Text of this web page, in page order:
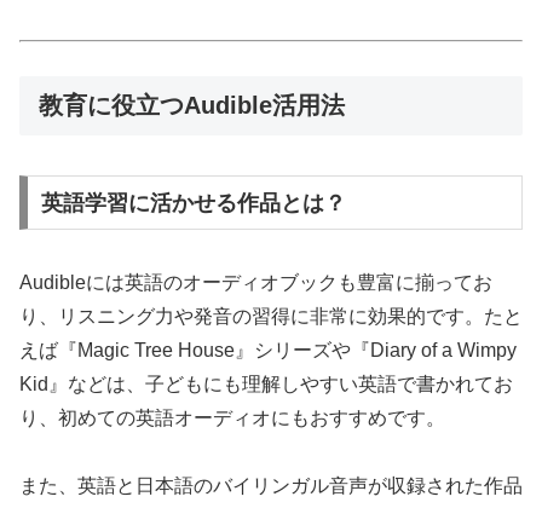
教育に役立つAudible活用法
英語学習に活かせる作品とは？
Audibleには英語のオーディオブックも豊富に揃ってお
り、リスニング力や発音の習得に非常に効果的です。たと
えば『Magic Tree House』シリーズや『Diary of a Wimpy
Kid』などは、子どもにも理解しやすい英語で書かれてお
り、初めての英語オーディオにもおすすめです。
また、英語と日本語のバイリンガル音声が収録された作品